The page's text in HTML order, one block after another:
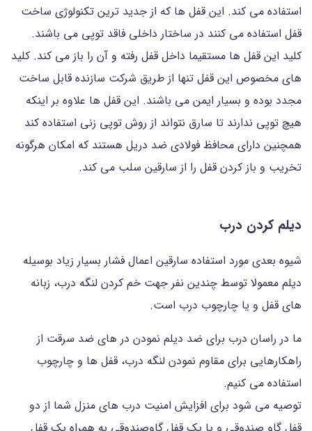
استفاده می کند. این قفل ها که از جدید ترین تکنولوژی ساخت
قفل استفاده می کنند در ساختار داخلی فاقد توپی می باشند.
کلید این قفل ها مستقیما داخل قفل رفته و آن را باز می کند. کلید
های مخصوص این قفل تنها از طریق شرکت سازنده قابل ساخت
مجدد بوده و بسیار ایمن می باشند. این قفل ها علاوه بر اینکه
هیچ توپی ندارند تا سارق نتواند از روش توپی زنی استفاده کند
همچنین دارای محافظ فولادی ضد دریل هستند که امکان هرگونه
تخریب و باز کردن قفل را از سارقین سلب می کند.
دیلم کردن درب
شیوه بعدی مورد استفاده سارقین اعمال فشار بسیار زیاد بوسیله
دیلم معمولا توسط چندین نفر جهت خم کردن لنگه درب، زبانه
های قفل و یا چارچوب درب است.
ما در راسان درب برای ضد دیلم نمودن در های ضد سرقت از
راهکارهایی برای مقاوم نمودن لنگه درب، قفل ها و چارچوب
استفاده می کنیم.
توصیه می شود برای افزایش امنیت درب های منزل شما از دو